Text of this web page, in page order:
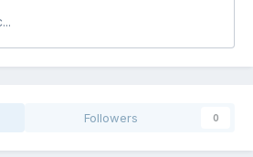
Followers 0